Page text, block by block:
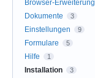
Browser-Erweiterung
Dokumente 3
Einstellungen 9
Formulare 5
Hilfe 1
Installation 3